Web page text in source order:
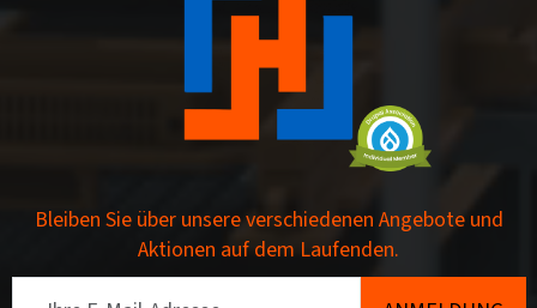
Bleiben Sie über unsere verschiedenen Angebote und
Aktionen auf dem Laufenden.